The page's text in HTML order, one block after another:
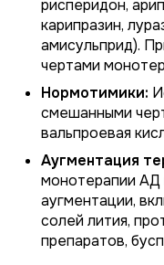
рисперидон,
карипразин,
амисульприд).
чертами
Нормотимики:
смешанными
вальпроевая
Аугментация
монотерапии АД
аугментации,
солей лития,
препаратов,